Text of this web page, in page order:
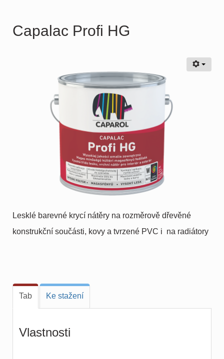
Capalac Profi HG
Lesklé barevné krycí nátěry na rozměrově dřevěné
konstrukční součásti, kovy a tvrzené PVC i na radiátory
Tab Ke stažení
Vlastnosti